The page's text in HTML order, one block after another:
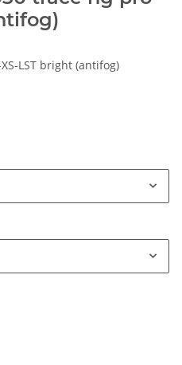
LST bright (antifog)